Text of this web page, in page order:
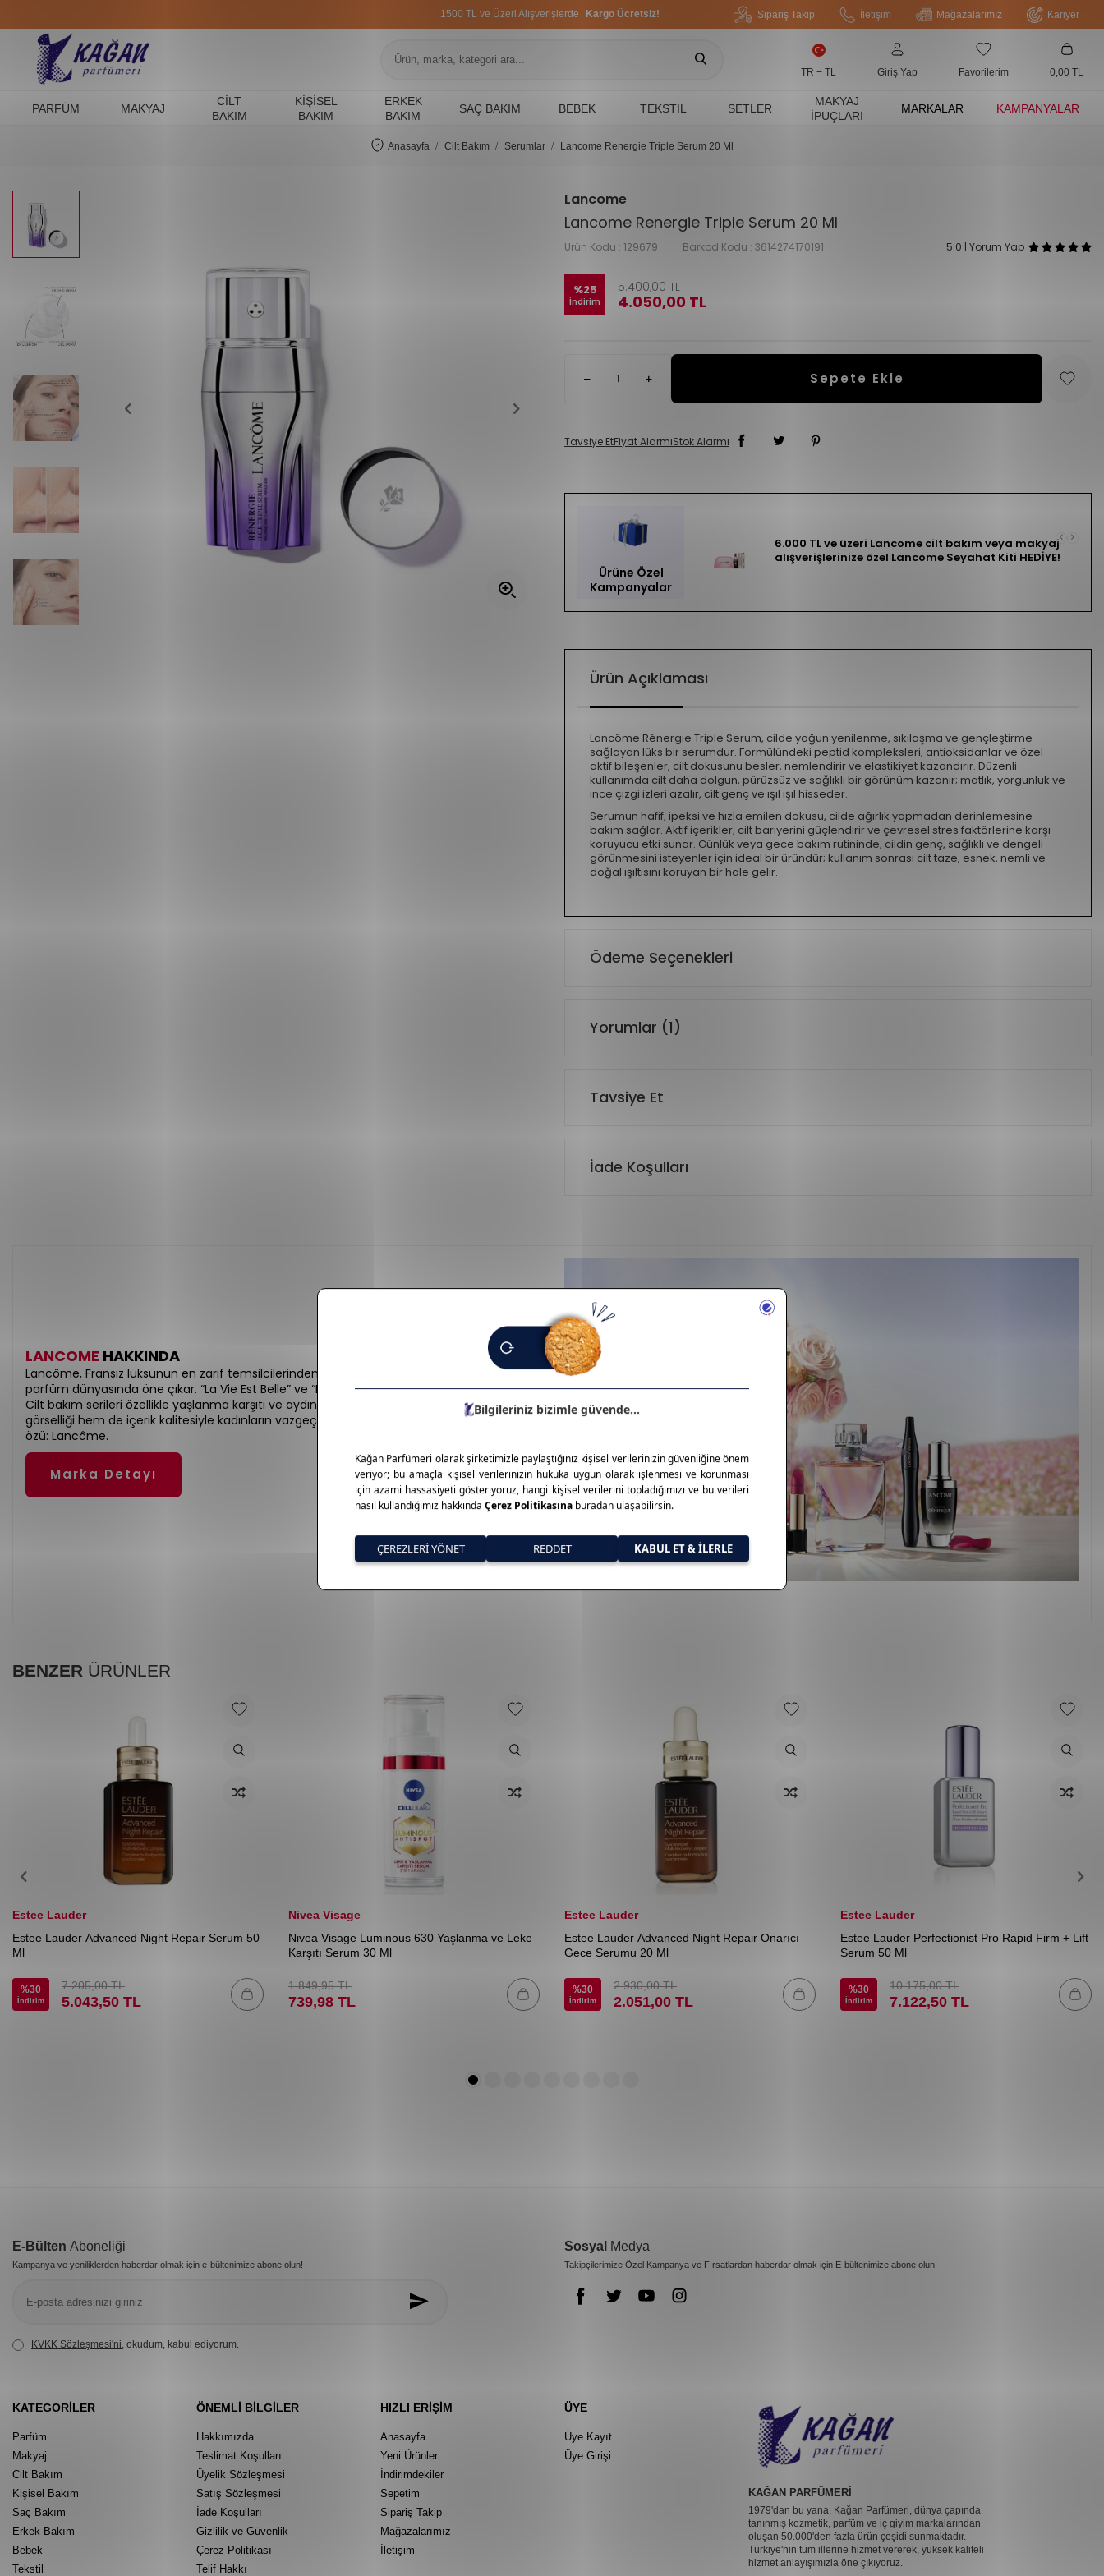
1500 TL ve Üzeri Alışverişlerde Kargo Ücretsiz! Sipariş Takip İletişim Mağazalarımız Kariyer
TR − TL Giriş Yap Favorilerim 0,00 TL
PARFÜM MAKYAJ
CILT
BAKIM
KIŞISEL
BAKIM
ERKEK
BAKIM
SAÇ BAKIM BEBEK TEKSTIL SETLER
MAKYAJ
İPUÇLARI
MARKALAR KAMPANYALAR
Anasayfa Cilt Bakım Serumlar Lancome Renergie Triple Serum 20 Ml
Lancome
Lancome Renergie Triple Serum 20 Ml
Ürün Kodu : 129679 Barkod Kodu : 3614274170191 5.0 | Yorum Yap
%25
İndirim
5.400,00 TL
4.050,00 TL
Sepete Ekle
Tavsiye EtFiyat AlarmıStok Alarmı
Ürüne Özel
Kampanyalar
6.000 TL ve üzeri Lancome cilt bakım veya makyaj
alışverişlerinize özel Lancome Seyahat Kiti HEDİYE!
Ürün Açıklaması
Lancôme Rénergie Triple Serum, cilde yoğun yenilenme, sıkılaşma ve gençleştirme
sağlayan lüks bir serumdur. Formülündeki peptid kompleksleri, antioksidanlar ve özel
aktif bileşenler, cilt dokusunu besler, nemlendirir ve elastikiyet kazandırır. Düzenli
kullanımda cilt daha dolgun, pürüzsüz ve sağlıklı bir görünüm kazanır; matlık, yorgunluk ve
ince çizgi izleri azalır, cilt genç ve ışıl ışıl hisseder.
Serumun hafif, ipeksi ve hızla emilen dokusu, cilde ağırlık yapmadan derinlemesine
bakım sağlar. Aktif içerikler, cilt bariyerini güçlendirir ve çevresel stres faktörlerine karşı
koruyucu etki sunar. Günlük veya gece bakım rutininde, cildin genç, sağlıklı ve dengeli
görünmesini isteyenler için ideal bir üründür; kullanım sonrası cilt taze, esnek, nemli ve
doğal ışıltısını koruyan bir hale gelir.
Ödeme Seçenekleri
Yorumlar (1)
Tavsiye Et
İade Koşulları
LANCOME HAKKINDA
Lancôme, Fransız lüksünün en zarif temsilcilerinden biri olarak cilt bakımı, makyaj ve
parfüm dünyasında öne çıkar. “La Vie Est Belle” ve “Idôle” gibi ikonik parfümleriyle tanınır.
Cilt bakım serileri özellikle yaşlanma karşıtı ve aydınlatıcı etkileriyle dikkat çeker. Hem
görselliği hem de içerik kalitesiyle kadınların vazgeçilmez tercihlerindendir. Fransız şıklığının
özü: Lancôme.
Marka Detayı
BENZER ÜRÜNLER
Estee Lauder
Estee Lauder Advanced Night Repair Serum 50
Ml
%30
İndirim
7.205,00TL
5.043,50 TL
Nivea Visage
Nivea Visage Luminous 630 Yaşlanma ve Leke
Karşıtı Serum 30 Ml
1.849,95TL
739,98 TL
Estee Lauder
Estee Lauder Advanced Night Repair Onarıcı
Gece Serumu 20 Ml
%30
İndirim
2.930,00TL
2.051,00 TL
Estee Lauder
Estee Lauder Perfectionist Pro Rapid Firm + Lift
Serum 50 Ml
%30
İndirim
10.175,00TL
7.122,50 TL
E-Bülten Aboneliği
Kampanya ve yeniliklerden haberdar olmak için e-bültenimize abone olun!
KVKK Sözleşmesi'ni , okudum, kabul ediyorum.
Sosyal Medya
Takipçilerimize Özel Kampanya ve Fırsatlardan haberdar olmak için E-bültenimize abone olun!
KATEGORILER
Parfüm
Makyaj
Cilt Bakım
Kişisel Bakım
Saç Bakım
Erkek Bakım
Bebek
Tekstil
ÖNEMLI BILGILER
Hakkımızda
Teslimat Koşulları
Üyelik Sözleşmesi
Satış Sözleşmesi
İade Koşulları
Gizlilik ve Güvenlik
Çerez Politikası
Telif Hakkı
HIZLI ERIŞIM
Anasayfa
Yeni Ürünler
İndirimdekiler
Sepetim
Sipariş Takip
Mağazalarımız
İletişim
ÜYE
Üye Kayıt
Üye Girişi
KAĞAN PARFÜMERİ
1979'dan bu yana, Kağan Parfümeri, dünya çapında
tanınmış kozmetik, parfüm ve iç giyim markalarından
oluşan 50.000'den fazla ürün çeşidi sunmaktadır.
Türkiye'nin tüm illerine hizmet vererek, yüksek kaliteli
hizmet anlayışımızla öne çıkıyoruz.